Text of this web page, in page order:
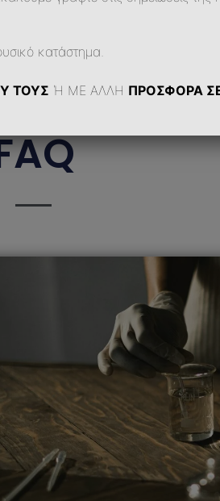
κατάστημα.
ΤΟΥΣ Ή ΜΕ ΑΛΛΗ ΠΡΟΣΦΟΡΑ